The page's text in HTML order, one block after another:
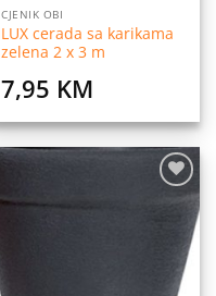
CJENIK OBI
LUX cerada sa karikama
zelena 2 x 3 m
7,95 KM
Dodaj